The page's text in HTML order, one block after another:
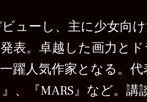
ューし、主に少女向
表。卓越した画力と
躍人気作家となる。
、『MARS』など。講